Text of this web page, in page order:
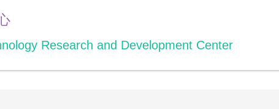
Research and Development Center